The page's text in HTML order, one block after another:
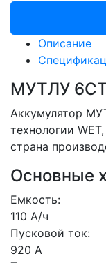
Описание
МУТЛУ
Аккумулятор
технологии
страна
Основные
Емкость:
110 А/ч
Пусковой ток:
920 А